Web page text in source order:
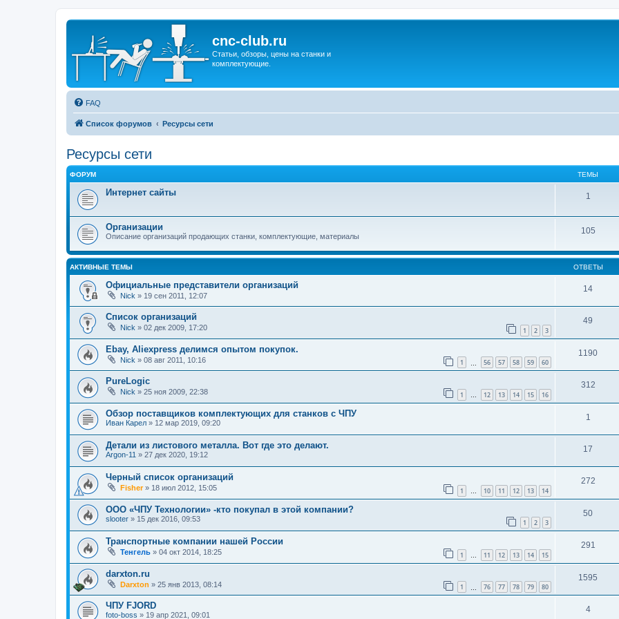
cnc-club.ru
Статьи, обзоры, цены на станки и
комплектующие.
FAQ
Список форумов Ресурсы сети
Ресурсы сети
ФОРУМ ТЕМЫ
Интернет сайты 1
Организации
Описание организаций продающих станки, комплектующие, материалы
105
АКТИВНЫЕ ТЕМЫ ОТВЕТЫ
Официальные представители организаций
Nick » 19 сен 2011, 12:07
14
Список организаций
Nick » 02 дек 2009, 17:20 1 2 3
49
Ebay, Aliexpress делимся опытом покупок.
Nick » 08 авг 2011, 10:16 1 56 57 58 59 60
1190
PureLogic
Nick » 25 ноя 2009, 22:38 1 … 12 13 14 15 16
312
Обзор поставщиков комплектующих для станков с ЧПУ
Иван Карел » 12 мар 2019, 09:20
1
Детали из листового металла. Вот где это делают.
Argon-11 » 27 дек 2020, 19:12
17
Черный список организаций
Fisher» 18 июл 2012, 15:05 1 … 10 11 12 13 14
272
ООО «ЧПУ Технологии» -кто покупал в этой компании?
slooter » 15 дек 2016, 09:53 1 2 3
50
Транспортные компании нашей России
Тенгель » 04 окт 2014, 18:25 1 … 11 12 13 14 15
291
darxton.ru
Darxton » 25 янв 2013, 08:14 1 76 77 78 79 80
1595
ЧПУ FJORD
foto-boss » 19 апр 2021, 09:01
4